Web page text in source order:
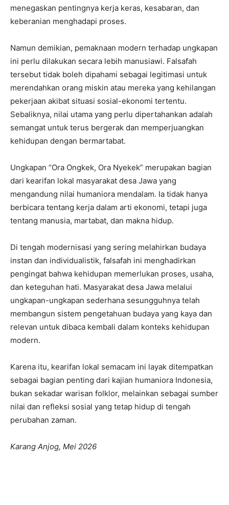
menegaskan pentingnya kerja keras, kesabaran, dan
keberanian menghadapi proses.
Namun demikian, pemaknaan modern terhadap ungkapan
ini perlu dilakukan secara lebih manusiawi. Falsafah
tersebut tidak boleh dipahami sebagai legitimasi untuk
merendahkan orang miskin atau mereka yang kehilangan
pekerjaan akibat situasi sosial-ekonomi tertentu.
Sebaliknya, nilai utama yang perlu dipertahankan adalah
semangat untuk terus bergerak dan memperjuangkan
kehidupan dengan bermartabat.
Ungkapan “Ora Ongkek, Ora Nyekek” merupakan bagian
dari kearifan lokal masyarakat desa Jawa yang
mengandung nilai humaniora mendalam. Ia tidak hanya
berbicara tentang kerja dalam arti ekonomi, tetapi juga
tentang manusia, martabat, dan makna hidup.
Di tengah modernisasi yang sering melahirkan budaya
instan dan individualistik, falsafah ini menghadirkan
pengingat bahwa kehidupan memerlukan proses, usaha,
dan keteguhan hati. Masyarakat desa Jawa melalui
ungkapan-ungkapan sederhana sesungguhnya telah
membangun sistem pengetahuan budaya yang kaya dan
relevan untuk dibaca kembali dalam konteks kehidupan
modern.
Karena itu, kearifan lokal semacam ini layak ditempatkan
sebagai bagian penting dari kajian humaniora Indonesia,
bukan sekadar warisan folklor, melainkan sebagai sumber
nilai dan refleksi sosial yang tetap hidup di tengah
perubahan zaman.
Karang Anjog, Mei 2026